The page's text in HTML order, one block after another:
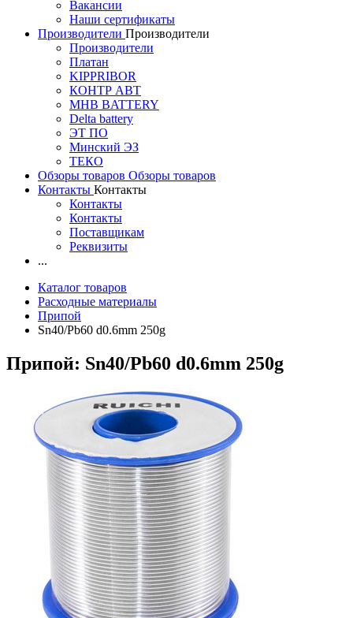
Вакансии
Наши сертификаты
Производители Производители
Производители
Платан
KIPPRIBOR
КОНТР АВТ
MHB BATTERY
Delta battery
ЭT ПО
Минский ЭЗ
ТЕКО
Обзоры товаров Обзоры товаров
Контакты Контакты
Контакты
Контакты
Поставщикам
Реквизиты
...
Каталог товаров
Расходные материалы
Припой
Sn40/Pb60 d0.6mm 250g
Припой: Sn40/Pb60 d0.6mm 250g